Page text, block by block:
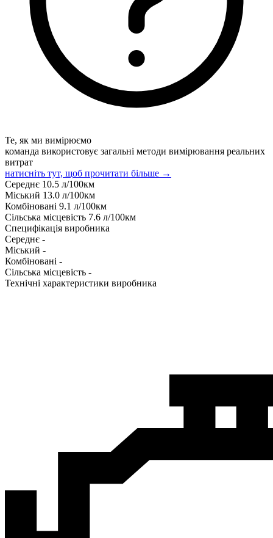
Те, як ми вимірюємо
команда використовує загальні методи вимірювання реальних
витрат
натисніть тут, щоб прочитати більше →
Середнє 10.5 л/100км
Міський 13.0 л/100км
Комбіновані 9.1 л/100км
Сільська місцевість 7.6 л/100км
Специфікація виробника
Середнє -
Міський -
Комбіновані -
Сільська місцевість -
Технічні характеристики виробника